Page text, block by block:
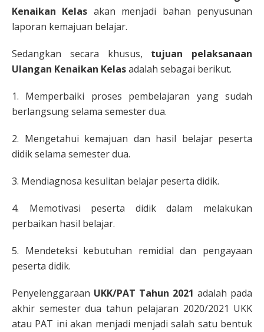
Kenaikan Kelas akan menjadi bahan penyusunan
laporan kemajuan belajar.
Sedangkan secara khusus, tujuan pelaksanaan
Ulangan Kenaikan Kelasadalah sebagai berikut.
1. Memperbaiki proses pembelajaran yang sudah
berlangsung selama semester dua.
2. Mengetahui kemajuan dan hasil belajar peserta
didik selama semester dua.
3. Mendiagnosa kesulitan belajar peserta didik.
4. Memotivasi peserta didik dalam melakukan
perbaikan hasil belajar.
5. Mendeteksi kebutuhan remidial dan pengayaan
peserta didik.
Penyelenggaraan UKK/PAT Tahun 2021 adalah pada
akhir semester dua tahun pelajaran 2020/2021 UKK
atau PAT ini akan menjadi menjadi salah satu bentuk